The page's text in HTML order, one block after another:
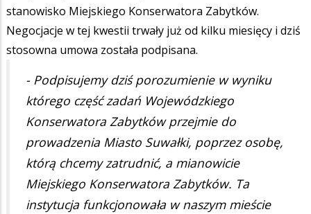
stanowisko Miejskiego Konserwatora Zabytków.
Negocjacje w tej kwestii trwały już od kilku miesięcy i dziś
stosowna umowa została podpisana.
- Podpisujemy dziś porozumienie w wyniku
którego część zadań Wojewódzkiego
Konserwatora Zabytków przejmie do
prowadzenia Miasto Suwałki, poprzez osobę,
którą chcemy zatrudnić, a mianowicie
Miejskiego Konserwatora Zabytków. Ta
instytucja funkcjonowała w naszym mieście